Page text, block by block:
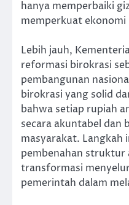
hanya memperbaiki
memperkuat ekonomi
Lebih jauh,
reformasi birokrasi
pembangunan
birokrasi yang solid
bahwa setiap rupiah
secara akuntabel dan
masyarakat. Langkah
pembenahan
transformasi
pemerintah dalam